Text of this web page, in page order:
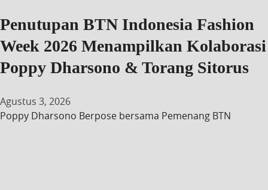
Penutupan BTN Indonesia Fashion
Week 2026 Menampilkan Kolaborasi
Poppy Dharsono & Torang Sitorus
Agustus 3, 2026
Poppy Dharsono Berpose bersama Pemenang BTN